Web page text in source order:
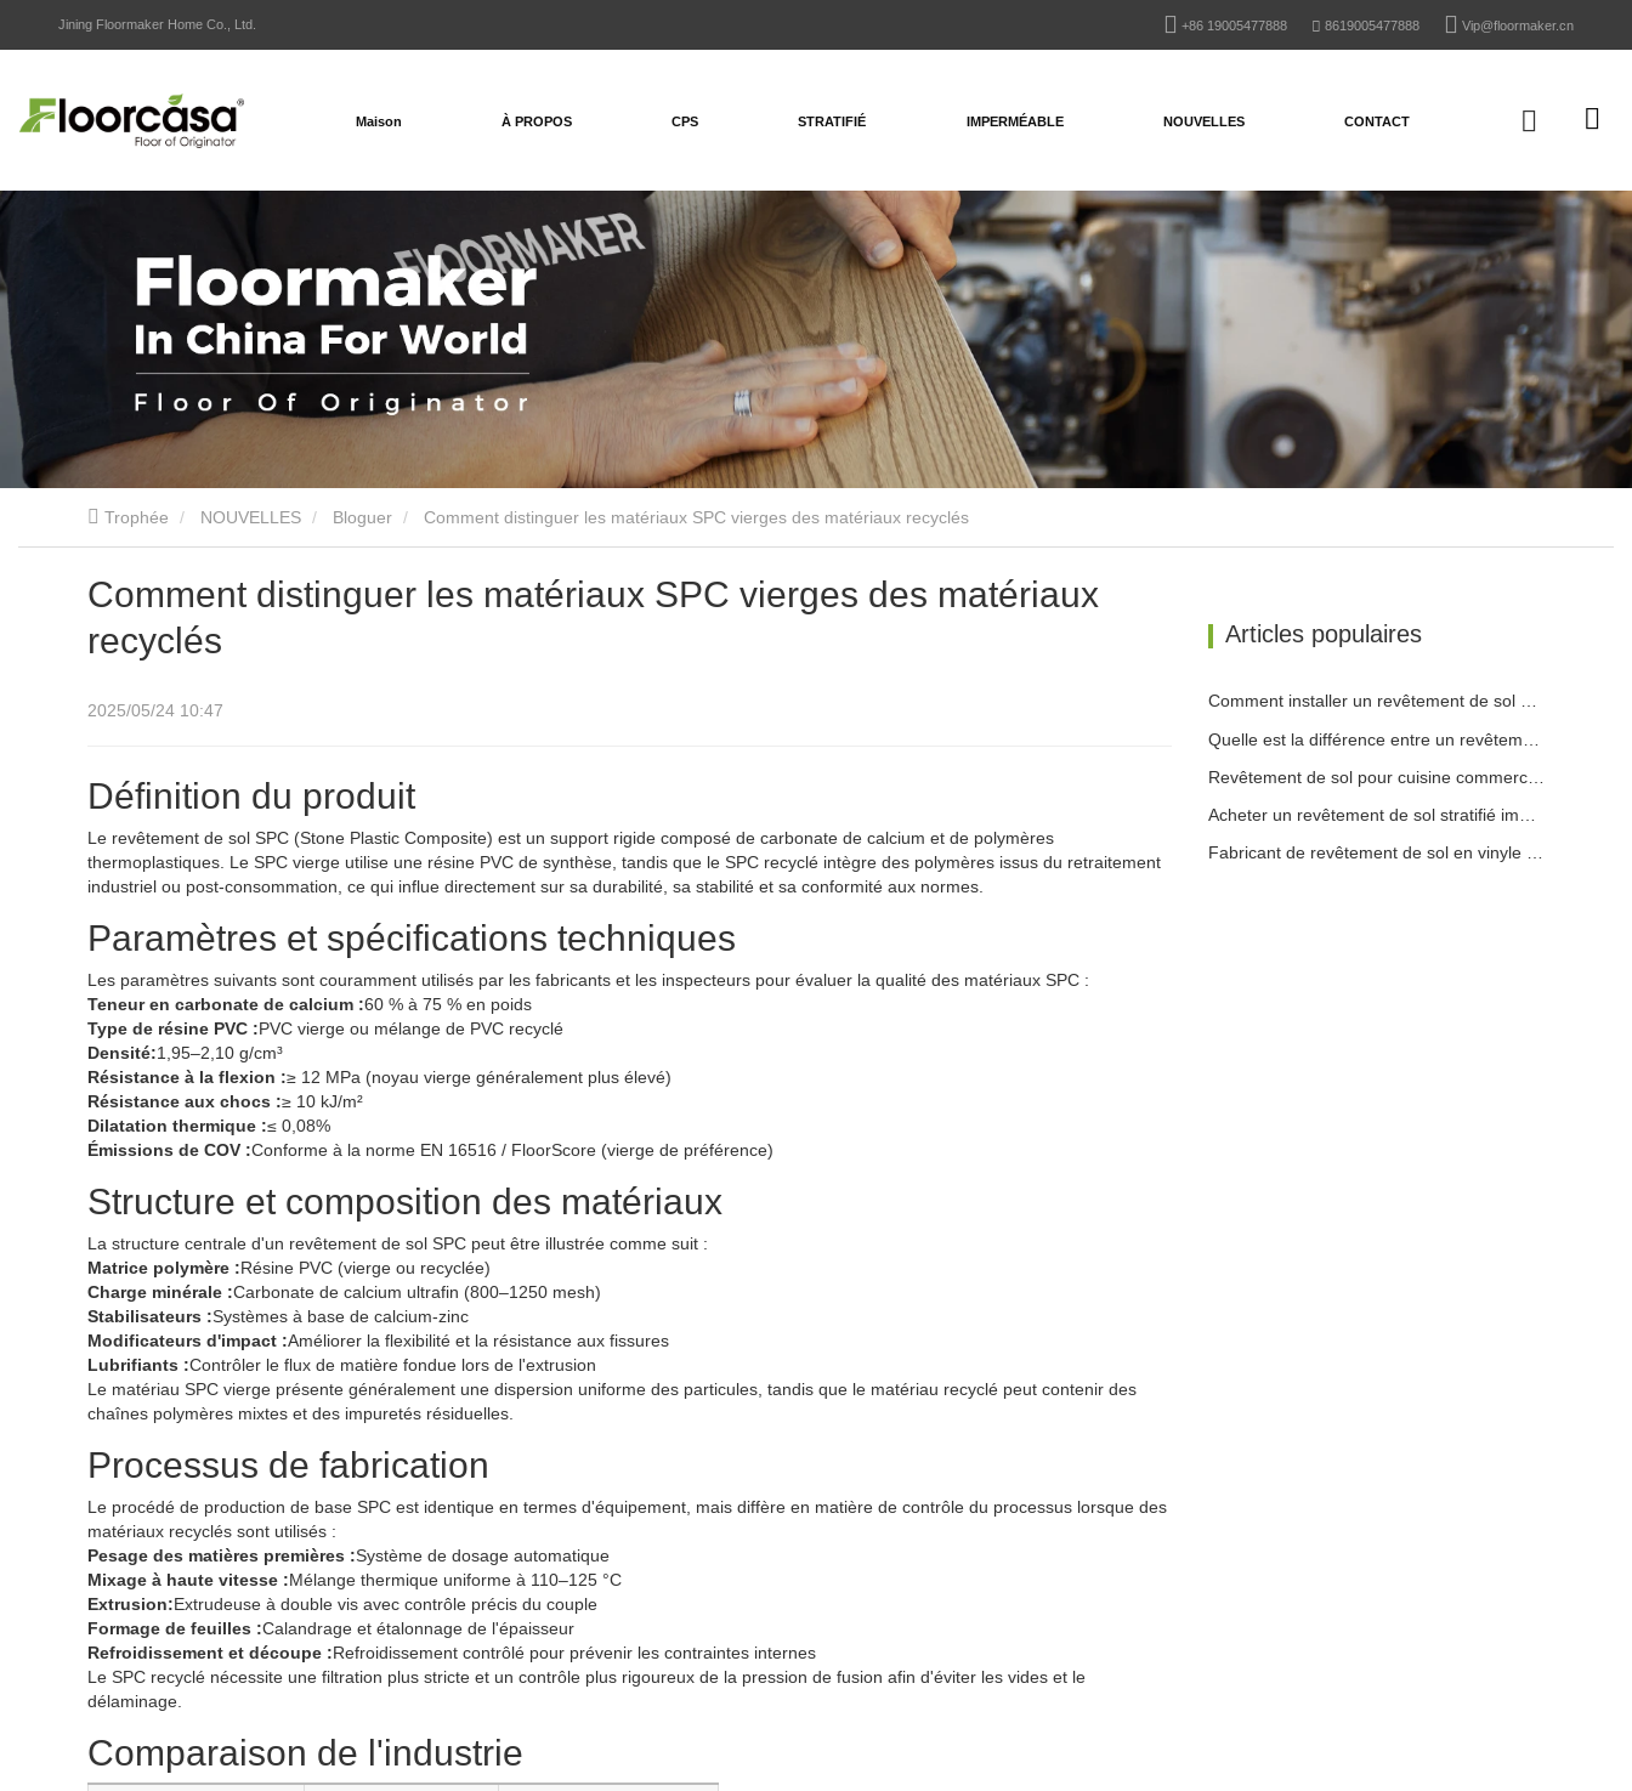
Jining Floormaker Home Co., Ltd. +86 19005477888 8619005477888 Vip@floormaker.cn
Maison À PROPOS CPS STRATIFIÉ IMPERMÉABLE NOUVELLES CONTACT
Trophée NOUVELLES Bloguer Comment distinguer les matériaux SPC vierges des matériaux recyclés
Comment distinguer les matériaux SPC vierges des matériaux
recyclés
2025/05/24 10:47
Définition du produit
Le revêtement de sol SPC (Stone Plastic Composite) est un support rigide composé de carbonate de calcium et de polymères
thermoplastiques. Le SPC vierge utilise une résine PVC de synthèse, tandis que le SPC recyclé intègre des polymères issus du retraitement
industriel ou post-consommation, ce qui influe directement sur sa durabilité, sa stabilité et sa conformité aux normes.
Paramètres et spécifications techniques
Les paramètres suivants sont couramment utilisés par les fabricants et les inspecteurs pour évaluer la qualité des matériaux SPC :
Teneur en carbonate de calcium :60 % à 75 % en poids
Type de résine PVC :PVC vierge ou mélange de PVC recyclé
Densité:1,95–2,10 g/cm³
Résistance à la flexion :≥ 12 MPa (noyau vierge généralement plus élevé)
Résistance aux chocs :≥ 10 kJ/m²
Dilatation thermique :≤ 0,08%
Émissions de COV :Conforme à la norme EN 16516 / FloorScore (vierge de préférence)
Structure et composition des matériaux
La structure centrale d'un revêtement de sol SPC peut être illustrée comme suit :
Matrice polymère :Résine PVC (vierge ou recyclée)
Charge minérale :Carbonate de calcium ultrafin (800–1250 mesh)
Stabilisateurs :Systèmes à base de calcium-zinc
Modificateurs d'impact :Améliorer la flexibilité et la résistance aux fissures
Lubrifiants :Contrôler le flux de matière fondue lors de l'extrusion
Le matériau SPC vierge présente généralement une dispersion uniforme des particules, tandis que le matériau recyclé peut contenir des
chaînes polymères mixtes et des impuretés résiduelles.
Processus de fabrication
Le procédé de production de base SPC est identique en termes d'équipement, mais diffère en matière de contrôle du processus lorsque des
matériaux recyclés sont utilisés :
Pesage des matières premières :Système de dosage automatique
Mixage à haute vitesse :Mélange thermique uniforme à 110–125 °C
Extrusion:Extrudeuse à double vis avec contrôle précis du couple
Formage de feuilles :Calandrage et étalonnage de l'épaisseur
Refroidissement et découpe :Refroidissement contrôlé pour prévenir les contraintes internes
Le SPC recyclé nécessite une filtration plus stricte et un contrôle plus rigoureux de la pression de fusion afin d'éviter les vides et le
délaminage.
Comparaison de l'industrie
Articles populaires
Comment installer un revêtement de sol stratifié sur du béton
Revêtement de sol pour cuisine commerciale
Fabricant de revêtement de sol en vinyle Chine